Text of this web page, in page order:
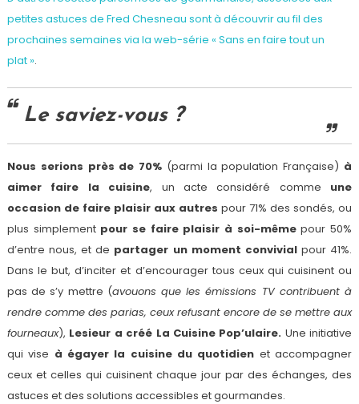
petites astuces de Fred Chesneau sont à découvrir au fil des
prochaines semaines via la web-série « Sans en faire tout un
plat ».
Le saviez-vous ?
Nous serions près de 70% (parmi la population Française) à
aimer faire la cuisine, un acte considéré comme une
occasion de faire plaisir aux autres pour 71% des sondés, ou
plus simplement pour se faire plaisir à soi-mêmepour 50%
d’entre nous, et de partager un moment convivialpour 41%.
Dans le but, d’inciter et d’encourager tous ceux qui cuisinent ou
pas de s’y mettre (avouons que les émissions TV contribuent à
rendre comme des parias, ceux refusant encore de se mettre aux
fourneaux), Lesieur a créé La Cuisine Pop’ulaire. Une initiative
qui vise à égayer la cuisine du quotidien et accompagner
ceux et celles qui cuisinent chaque jour par des échanges, des
astuces et des solutions accessibles et gourmandes.